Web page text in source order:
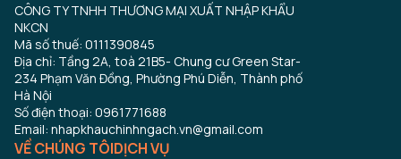
CÔNG TY TNHH THƯƠNG MẠI XUẤT NHẬP KHẨU
NKCN
Mã số thuế: 0111390845
Địa chỉ: Tầng 2A, toà 21B5- Chung cư Green Star-
234 Phạm Văn Đồng, Phường Phú Diễn, Thành phố
Hà Nội
Số điện thoại: 0961771688
Email: nhapkhauchinhngach.vn@gmail.com
VỀ CHÚNG TÔIDỊCH VỤ